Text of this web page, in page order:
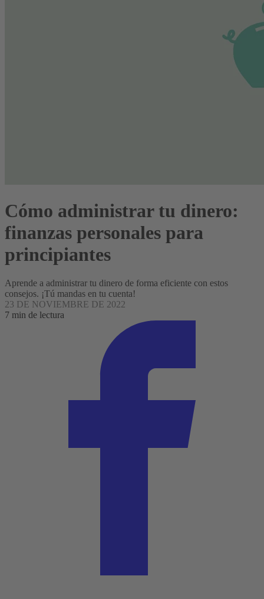
Cómo administrar tu dinero:
finanzas personales para
principiantes
Aprende a administrar tu dinero de forma eficiente con estos
consejos. ¡Tú mandas en tu cuenta!
23 DE NOVIEMBRE DE 2022
7 min de lectura